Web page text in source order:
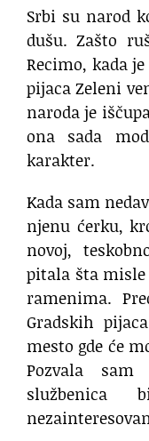
Srbi su narod
dušu. Zašto
Recimo, kada
pijaca Zeleni
naroda je
ona sada
karakter.
Kada sam
njenu ćerku,
novoj,
pitala šta misle
ramenima.
Gradskih
mesto gde će
Pozvala